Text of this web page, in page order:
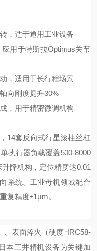
，适于通用工业设备
应用于特斯拉Optimus关节
，适用于长行程场景
向刚度提升30%
，用于精密微调机构
14套反向式行星滚柱丝杠
执行器负载覆盖500-8000
升降机构，定位精度达0.01
系统。工业母机领域配合
复精度±1μm。
、表面淬火（硬度HRC58-
本三井精机设备为关键加